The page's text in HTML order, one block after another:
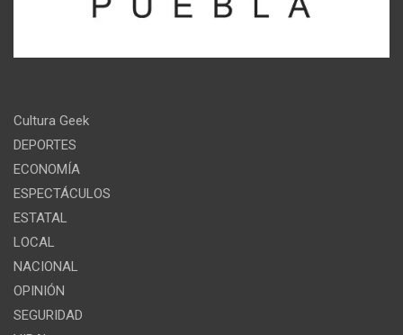
Cultura Geek
DEPORTES
ECONOMÍA
ESPECTÁCULOS
ESTATAL
LOCAL
NACIONAL
OPINIÓN
SEGURIDAD